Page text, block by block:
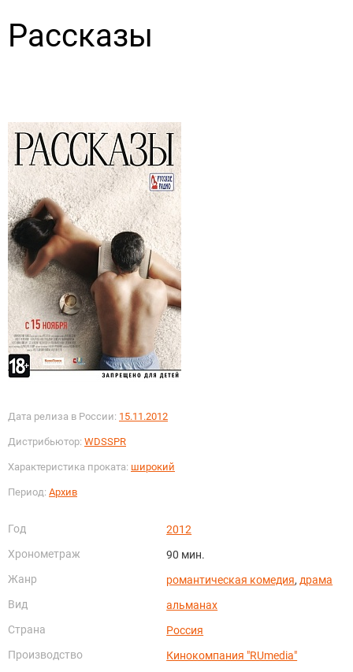
Рассказы
Дата релиза в России: 15.11.2012
Дистрибьютор: WDSSPR
Характеристика проката: широкий
Период: Архив
Год
2012
Хронометраж
90 мин.
Жанр
романтическая комедия, драма
Вид
альманах
Страна
Россия
Производство
Кинокомпания "RUmedia"